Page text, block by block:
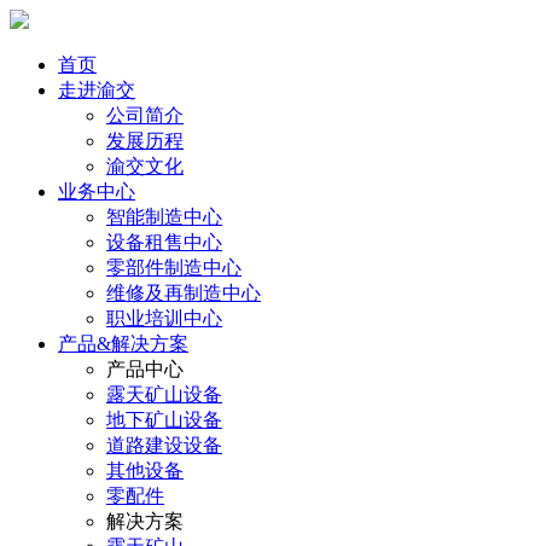
首页
走进渝交
公司简介
发展历程
渝交文化
业务中心
智能制造中心
设备租售中心
零部件制造中心
维修及再制造中心
职业培训中心
产品&解决方案
产品中心
露天矿山设备
地下矿山设备
道路建设设备
其他设备
零配件
解决方案